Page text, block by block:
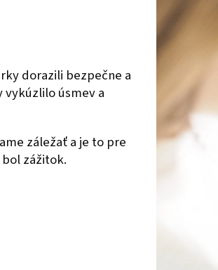
dorazili bezpečne a
vykúzlilo úsmev a
záležať a je to pre
zážitok.